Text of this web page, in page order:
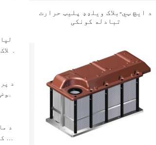
د
د
له
د ایچ ټي-بلاک ویلډډ پلیټ حرارت
تبادله کونکی